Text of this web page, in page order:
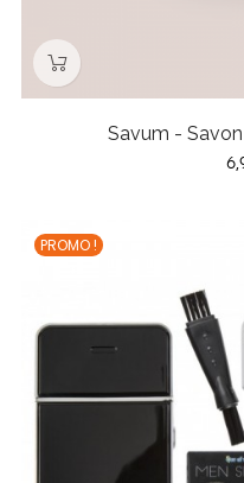
Savum -
PROMO !